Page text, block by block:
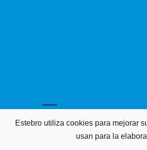
Estebro utiliza cookies para mejorar
usan para la